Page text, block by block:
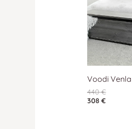
Voodi
440€
308 €